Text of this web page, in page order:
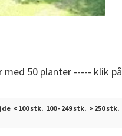
med 50 planter ----- klik
< 100 stk. 100 - 249 stk. > 250stk.